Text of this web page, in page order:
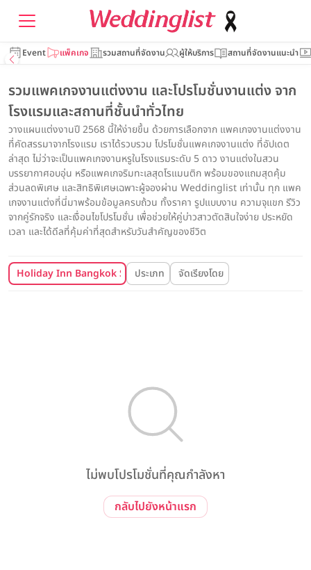
Event แพ็คเกจ รวมสถานที่จัดงาน ผู้ให้บริการ สถานที่จัดงานแนะนำ
รวมแพคเกจงานแต่งงาน และโปรโมชั่นงานแต่ง จาก
โรงแรมและสถานที่ชั้นนำทั่วไทย
วางแผนแต่งงานปี 2568 นี้ให้ง่ายขึ้น ด้วยการเลือกจาก แพคเกจงานแต่งงาน
ที่คัดสรรมาจากโรงแรม เราได้รวบรวม โปรโมชั่นแพคเกจงานแต่ง ที่อัปเดต
ล่าสุด ไม่ว่าจะเป็นแพคเกจงานหรูในโรงแรมระดับ 5 ดาว งานแต่งในสวน
บรรยากาศอบอุ่น หรือแพคเกจริมทะเลสุดโรแมนติก พร้อมของแถมสุดคุ้ม
ส่วนลดพิเศษ และสิทธิพิเศษเฉพาะผู้จองผ่าน Weddinglist เท่านั้น ทุก แพค
เกจงานแต่งที่นี่มาพร้อมข้อมูลครบถ้วน ทั้งราคา รูปแบบงาน ความจุแขก รีวิว
จากคู่รักจริง และเงื่อนไขโปรโมชั่น เพื่อช่วยให้คู่บ่าวสาวตัดสินใจง่าย ประหยัด
เวลา และได้ดีลที่คุ้มค่าที่สุดสำหรับวันสำคัญของชีวิต
Holiday Inn Bangkok Silomประเภท จัดเรียงโดย
ไม่พบโปรโมชั่นที่คุณกำลังหา
กลับไปยังหน้าแรก